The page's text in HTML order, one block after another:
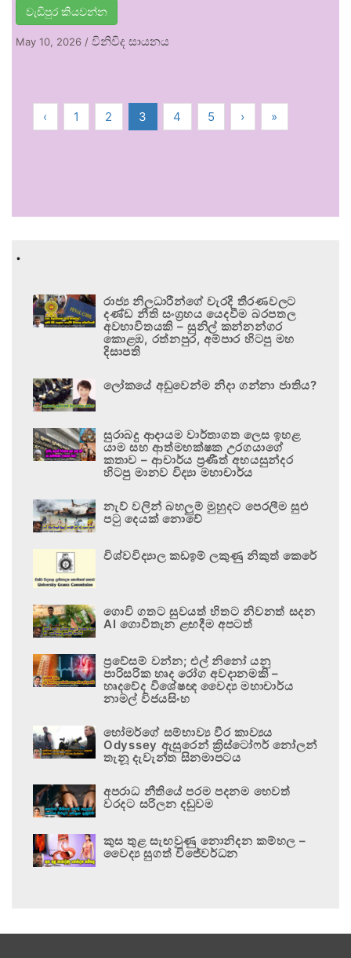
වැඩිපුර කියවන්න
May 10, 2026 / විනිවිද සායනය
‹ 1 2 3 4 5 › »
.
රාජ්‍ය නිලධාරීන්ගේ වැරදි තීරණවලට
දණ්ඩ නීති සංග්‍රහය යෙදවීම බරපතල
අවභාවිතයකි – සුනිල් කන්නන්ගර
කොළඹ, රත්නපුර, අම්පාර හිටපු මහ
දිසාපති
ලෝකයේ අඩුවෙන්ම නිදා ගන්නා ජාතිය?
සුරාබදු ආදායම වාර්තාගත ලෙස ඉහළ
යාම සහ ආත්මභක්ෂක උරගයාගේ
කතාව – ආචාර්ය ප්‍රණීත් අභයසුන්දර
හිටපු මානව විද්‍යා මහාචාර්ය
නැව් වලින් බහලුම් මුහුදට පෙරලීම සුළු
පටු දෙයක් නොවේ
විශ්වවිද්‍යාල කඩඉම් ලකුණු නිකුත් කෙරේ
ගොවි ගතට සුවයත් හිතට නිවනත් සදන
AI ගොවිතැන ළඟදීම අපටත්
ප්‍රවේසම් වන්න; එල් නිනෝ යනු
පාරිසරික හෘද රෝග අවදානමකි –
හෘදවේද විශේෂඥ වෛද්‍ය මහාචාර්ය
නාමල් විජයසිංහ
හෝමර්ගේ සම්භාව්‍ය වීර කාව්‍යය
Odyssey ඇසුරෙන් ක්‍රිස්ටෝෆර් නෝලන්
තැනූ දැවැන්ත සිනමාපටය
අපරාධ නීතියේ පරම පදනම හෙවත්
වරදට සරිලන දඬුවම
කුස තුළ සැඟවුණු නොනිදන කම්හල –
වෛද්‍ය සුගත් විජේවර්ධන